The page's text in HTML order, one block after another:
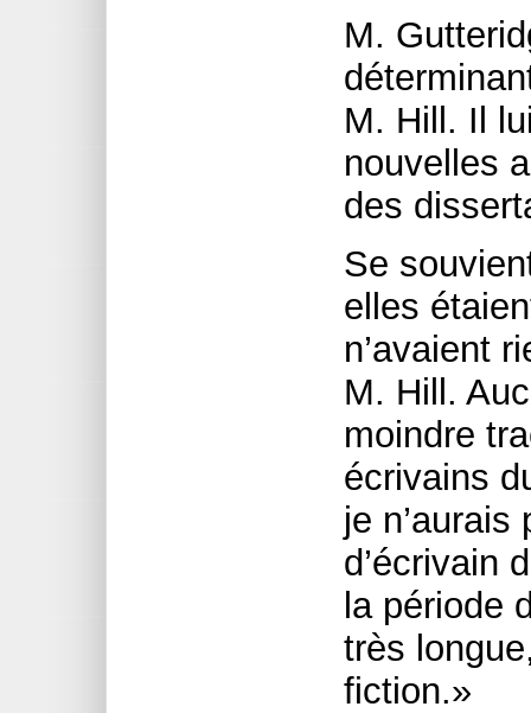
M.
M. Hill. Il
nouvelles
des
Se
elles
n’avaient
M. Hill.
moindre
écrivains
je
d’écrivain
la période
très
fiction.»